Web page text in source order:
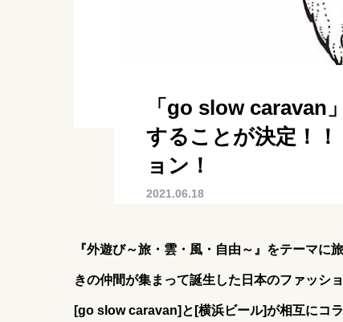
「go slow caravan
することが決定！
ョン！
2021.06.18
『外遊び～旅・雲・風・自由～』をテーマ
きの仲間が集まって誕生した日本のファッショ
[go slow caravan]と[横浜ビール]が相互にコ